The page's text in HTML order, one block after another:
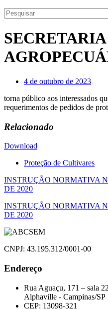
4 de outubro de 2023
torna público aos interessados
requerimentos de pedidos de
Relacionado
Download
Proteção de Cultivares
Navegação
de
Post
INSTRUÇÃO NORMATIVA
DE 2020
INSTRUÇÃO NORMATIVA
DE 2020
CNPJ: 43.195.312/0001-00
Endereço
Rua Aguaçu, 171 – sala
Alphaville - Campinas/SP
CEP: 13098-321